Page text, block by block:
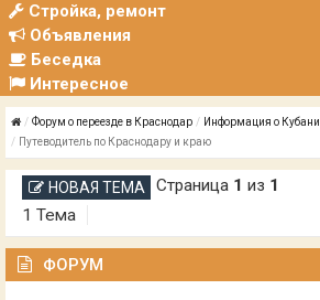
Стройка, ремонт
Объявления
Беседка
Интересное
Форум о переезде в Краснодар
Информация о Кубани
Путеводитель по Краснодару и краю
НОВАЯ ТЕМА
1 Тема
Страница 1 из 1
ФОРУМ